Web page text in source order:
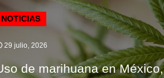
NOTICIAS
29 julio, 2026
de marihuana en México,